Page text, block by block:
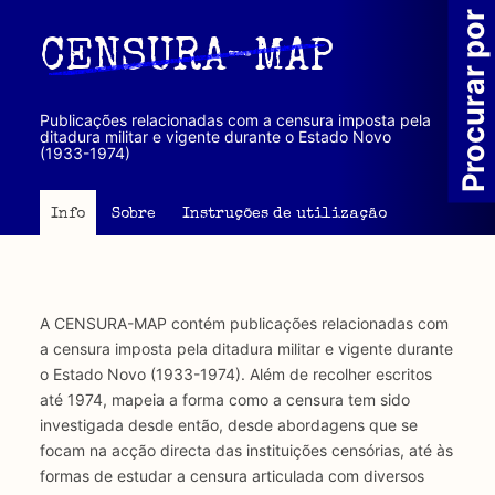
principal
CENSURA-MAP
Publicações relacionadas com a censura imposta pela
ditadura militar e vigente durante o Estado Novo
(1933-1974)
Info Sobre Instruções de utilização
A CENSURA-MAP contém publicações relacionadas com
a censura imposta pela ditadura militar e vigente durante
o Estado Novo (1933-1974). Além de recolher escritos
até 1974, mapeia a forma como a censura tem sido
investigada desde então, desde abordagens que se
focam na acção directa das instituições censórias, até às
formas de estudar a censura articulada com diversos
Procurar por